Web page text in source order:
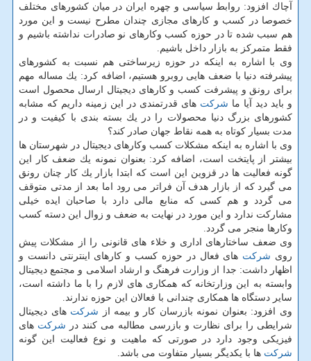
آچاك افزود: روابط سیاسی و چهره ایران در میان كشورهای مختلف
خصوصا در كسب و كارهای مجازی چندان مطرح نیست و این مورد
هم سبب شده تا در حوزه كسب وكارهای نو صادرات نداشته باشیم و
فقط متمركز به بازار داخل باشیم.
وی با اشاره به اینكه در حوزه زیرساختی هم نسبت به كشورهای
پیشرفته دنیا با ضعف هایی روبرو هستیم، اضافه كرد: یك مساله مهم
برای رونق و پیشرفت كسب و كارهای دیجیتال ارسال محصول است
و باید دید آیا ما شركت های قدرتمندی در این زمینه داریم كه مشابه
كشورهای بزرگ دنیا محصولات را در یك بسته بندی با كیفیت و در
مدت بسیار كوتاه به همه نقاط جهان صادر كند؟
وی با اشاره به اینكه مشكلات كسب وكارهای دیجیتال در شهرستان ها
بیشتر از پایتخت است، اضافه كرد: بعنوان نمونه یك ضعف كار این
گونه فعالیت ها در قزوین این است كه ابتدا بازار یك كار چنان رونق
می گیرد كه از بازار هدف آن فراتر می رود اما بعد از مدتی متوقف
می گردد و هم كسی كه منابع مالی دارد با صاحبان ایده خیلی
مشاركت ندارد و این مورد در نهایت به ضعف و زوال این دسته كسب
وكارها منجر می گردد.
وی ضعف ساختارهای اداری و خلاء های قانونی را از مشكلات پیش
روی شركت های فعال در حوزه كسب و كارهای اینترنتی دانست و
اظهار داشت: جدا از وزارت فرهنگ و ارشاد اسلامی و مجتمع دیجیتال
وابسته به این وزارتخانه كه همكاری های لازم را با ما داشته است،
سایر دستگاه ها همكاری چندانی با فعالان این حوزه ندارند.
وی افزود: بعنوان نمونه بازرسان كار و بیمه از شركت های دیجیتال
شرایطی را برای نظارت و بازرسی مطالبه می كنند در شركت های
فیزیكی وجود دارد در صورتی كه ماهیت و نوع فعالیت این گونه
شركت ها با یكدیگر بسیار متفاوت می باشد.